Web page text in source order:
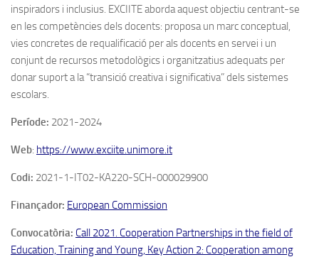
inspiradors i inclusius. EXCIITE aborda aquest objectiu centrant-se
en les competències dels docents: proposa un marc conceptual,
vies concretes de requalificació per als docents en servei i un
conjunt de recursos metodològics i organitzatius adequats per
donar suport a la “transició creativa i significativa” dels sistemes
escolars.
Període: 2021-2024
Web: https://www.exciite.unimore.it
Codi: 2021-1-IT02-KA220-SCH-000029900
Finançador: European Commission
Convocatòria: Call 2021. Cooperation Partnerships in the field of
Education, Training and Young, Key Action 2: Cooperation among